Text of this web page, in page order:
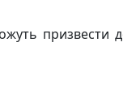
призвести